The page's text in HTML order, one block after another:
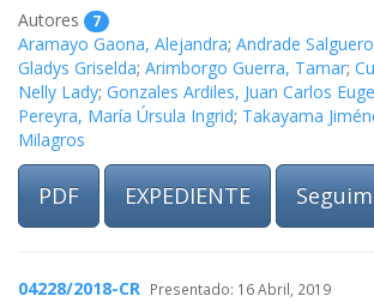
Autores 7
Aramayo Gaona, Alejandra; Andrade
Gladys Griselda; Arimborgo Guerra, Tamar;
Nelly Lady; Gonzales Ardiles, Juan Carlos
Pereyra, María Úrsula Ingrid; Takayama
Milagros
PDF EXPEDIENTE
04228/2018-CR Presentado: 16 Abril, 2019